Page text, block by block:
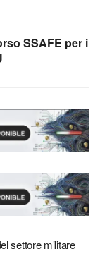
SSAFE per i
settore militare